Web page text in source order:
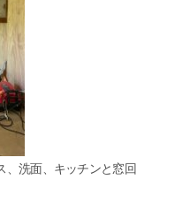
、洗面、キッチンと窓回